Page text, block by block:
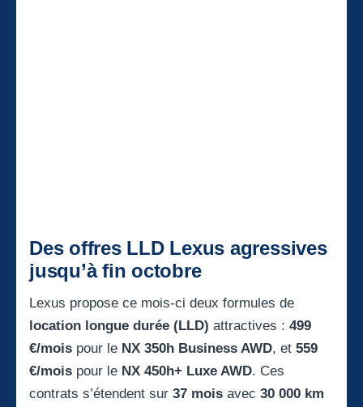
Des offres LLD Lexus agressives
jusqu’à fin octobre
Lexus propose ce mois-ci deux formules de
location longue durée (LLD) attractives : 499
€/mois pour le NX 350h Business AWD, et 559
€/mois pour le NX 450h+ Luxe AWD. Ces
contrats s’étendent sur 37 mois avec 30 000 km